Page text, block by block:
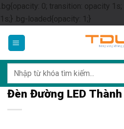
.bg{opacity: 0; transition: opacity
1s;} .bg-loaded{opacity: 1;}Skip
content
kiếm:
Đèn Đường LED